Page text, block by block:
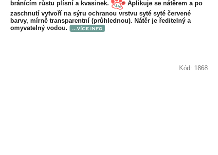
bránícím růstu plísní a kvasinek.
Aplikuje se nátěrem a po
zaschnutí vytvoří na sýru ochranou vrstvu syté syté červené
barvy, mírně transparentní (průhlednou). Nátěr je ředitelný a
omyvatelný vodou.
Kód: 1868